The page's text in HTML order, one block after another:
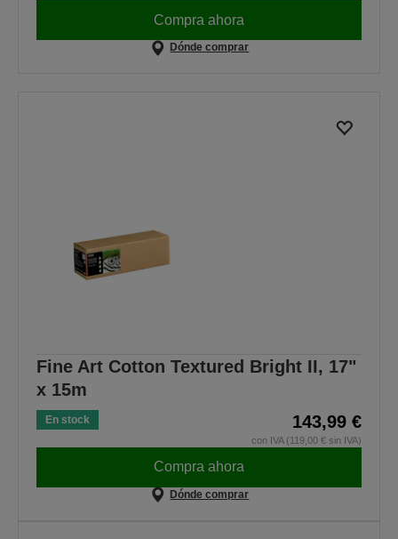
Compra ahora
Dónde comprar
Fine Art Cotton Textured Bright II, 17"
x 15m
En stock 143,99 €
con IVA (119,00 € sin IVA)
Compra ahora
Dónde comprar